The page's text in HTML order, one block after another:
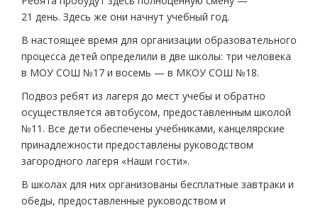
21 день. Здесь же они начнут учебный год.
В настоящее время для организации образовательного
процесса детей определили в две школы: три человека
в МОУ СОШ №17 и восемь — в МКОУ СОШ №18.
Подвоз ребят из лагеря до мест учебы и обратно
осуществляется автобусом, предоставленным школой
№11. Все дети обеспечены учебниками, канцелярские
принадлежности предоставлены руководством
загородного лагеря «Наши гости».
В школах для них организованы бесплатные завтраки и
обеды, предоставленные руководством и